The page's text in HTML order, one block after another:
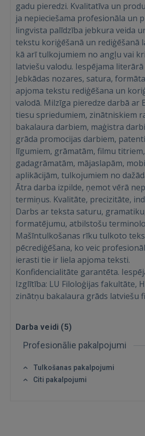
Ienākt
IENĀKT
Aizmirsāt paroli?
GOOGLE
 Sign in with
gadu pieredzi. Kvalitatīva un
ja nepieciešama profesionāla un
lingvista palīdzība jebkura veida
tekstu koriģēšanā un rediģēšanā
kā arī tulkojumiem no angļu vai
latviešu valodu. Iespējama
Jebkādas nozares, satura,
apjoma tekstu rediģēšana un
valodā. Milzīga pieredze darbā ar
tiesu spriedumiem, zinātniskiem
bakalaura darbiem, maģistra
grāda promocijas darbiem,
līgumiem, grāmatām, filmu
gadagrāmatām, mājaslapām,
aplikācijām, tulkojumiem no
Ātra darba izpilde, ņemot vērā
termiņus. Kvalitāte, precizitāte,
Darbs ar teksta saturu,
formatējumu, atbilstošu
Mašīntulkošanas rīku tulkoto
pēcrediģēšana, ko veic
ierasti tie ir liela apjoma teksti.
Konfidencialitāte garantēta.
Izglītība: LU Filoloģijas fakultāte,
zinātņu bakalaura grāds latviešu
Darba veidi (5)
Profesionālie pakalpojumi
Tulkošanas pakalpojumi
Citi pakalpojumi